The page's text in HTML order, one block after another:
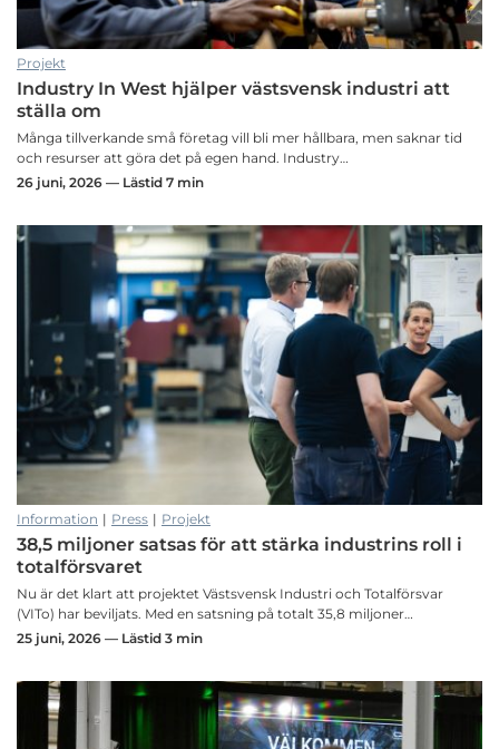
Projekt
Industry In West hjälper västsvensk industri att
ställa om
Många tillverkande små företag vill bli mer hållbara, men saknar tid
och resurser att göra det på egen hand. Industry…
26 juni, 2026 — Lästid 7 min
Information | Press | Projekt
38,5 miljoner satsas för att stärka industrins roll i
totalförsvaret
Nu är det klart att projektet Västsvensk Industri och Totalförsvar
(VITo) har beviljats. Med en satsning på totalt 35,8 miljoner…
25 juni, 2026 — Lästid 3 min